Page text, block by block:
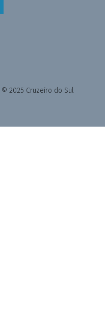
2025 Cruzeiro do Sul